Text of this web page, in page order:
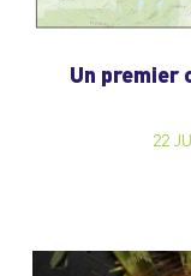
Un premier
22